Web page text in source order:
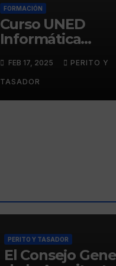
FORMACIÓN
Curso UNED
Informática
FEB 17, 2025 PERITO Y
TASADOR
PERITO Y TASADOR
El Consejo